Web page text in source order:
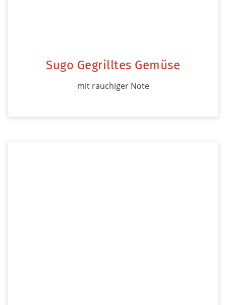
Sugo Gegrilltes Gemüse
mit rauchiger Note